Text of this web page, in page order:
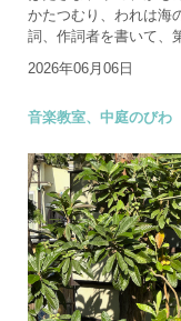
かたつむり、われは海
詞、作詞者を書いて、
2026年06月06日
音楽教室、中庭のびわ